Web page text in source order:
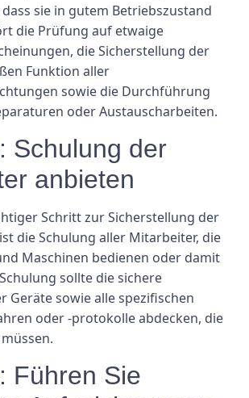
sie in gutem Betriebszustand
die Prüfung auf etwaige
die Sicherstellung der
Funktion aller
sowie die Durchführung
oder Austauscharbeiten.
Schulung der
anbieten
Schritt zur Sicherstellung der
die Schulung aller Mitarbeiter, die
Maschinen bedienen oder damit
sollte die sichere
Geräte sowie alle spezifischen
oder -protokolle abdecken, die
Führen Sie